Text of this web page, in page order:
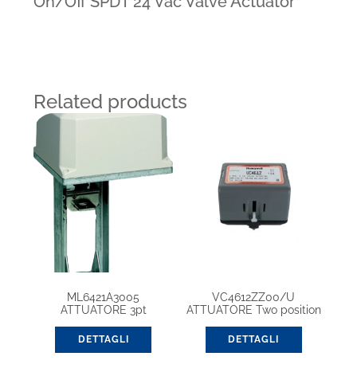
Related products
ML6421A3005
ATTUATORE 3pt
DETTAGLI
VC4612ZZ00/U
ATTUATORE Two position
DETTAGLI